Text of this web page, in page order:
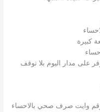
كبيرة
على مدار اليوم بلا توقف